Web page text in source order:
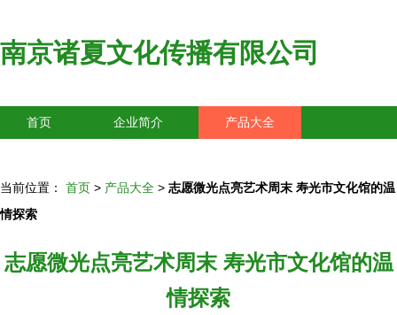
南京诸夏文化传播有限公司
首页 企业简介 产品大全
当前位置： 首页 > 产品大全 > 志愿微光点亮艺术周末 寿光市文化馆的温
情探索
志愿微光点亮艺术周末 寿光市文化馆的温
情探索